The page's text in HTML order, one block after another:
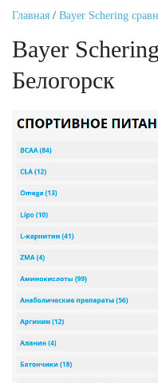
Главная / Bayer Schering
Bayer
Белогорск